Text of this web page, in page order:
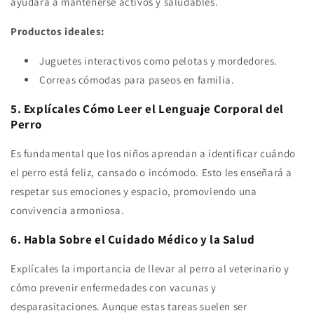
Productos ideales:
Juguetes interactivos como pelotas y mordedores.
Correas cómodas para paseos en familia.
5. Explícales Cómo Leer el Lenguaje Corporal del
Perro
Es fundamental que los niños aprendan a identificar cuándo
el perro está feliz, cansado o incómodo. Esto les enseñará a
respetar sus emociones y espacio, promoviendo una
convivencia armoniosa.
6. Habla Sobre el Cuidado Médico y la Salud
Explícales la importancia de llevar al perro al veterinario y
cómo prevenir enfermedades con vacunas y
desparasitaciones. Aunque estas tareas suelen ser